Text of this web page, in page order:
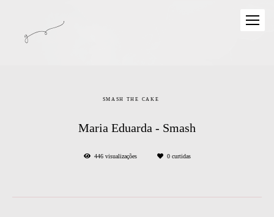
SMASH THE CAKE
Maria Eduarda - Smash
446visualizações 0curtidas